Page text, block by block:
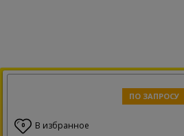
ПО ЗАПРОСУ
0 В избранное